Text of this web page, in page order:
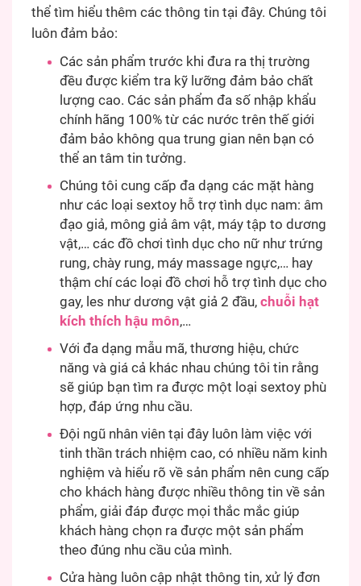
thể tìm hiểu thêm các thông tin tại đây. Chúng tôi
luôn đảm bảo:
Các sản phẩm trước khi đưa ra thị trường
đều được kiểm tra kỹ lưỡng đảm bảo chất
lượng cao. Các sản phẩm đa số nhập khẩu
chính hãng 100% từ các nước trên thế giới
đảm bảo không qua trung gian nên bạn có
thể an tâm tin tưởng.
Chúng tôi cung cấp đa dạng các mặt hàng
như các loại sextoy hỗ trợ tình dục nam: âm
đạo giả, mông giả âm vật, máy tập to dương
vật,… các đồ chơi tình dục cho nữ như trứng
rung, chày rung, máy massage ngực,… hay
thậm chí các loại đồ chơi hỗ trợ tình dục cho
gay, les như dương vật giả 2 đầu, chuỗi hạt
kích thích hậu môn,…
Với đa dạng mẫu mã, thương hiệu, chức
năng và giá cả khác nhau chúng tôi tin rằng
sẽ giúp bạn tìm ra được một loại sextoy phù
hợp, đáp ứng nhu cầu.
Đội ngũ nhân viên tại đây luôn làm việc với
tinh thần trách nhiệm cao, có nhiều năm kinh
nghiệm và hiểu rõ về sản phẩm nên cung cấp
cho khách hàng được nhiều thông tin về sản
phẩm, giải đáp được mọi thắc mắc giúp
khách hàng chọn ra được một sản phẩm
theo đúng nhu cầu của mình.
Cửa hàng luôn cập nhật thông tin, xử lý đơn